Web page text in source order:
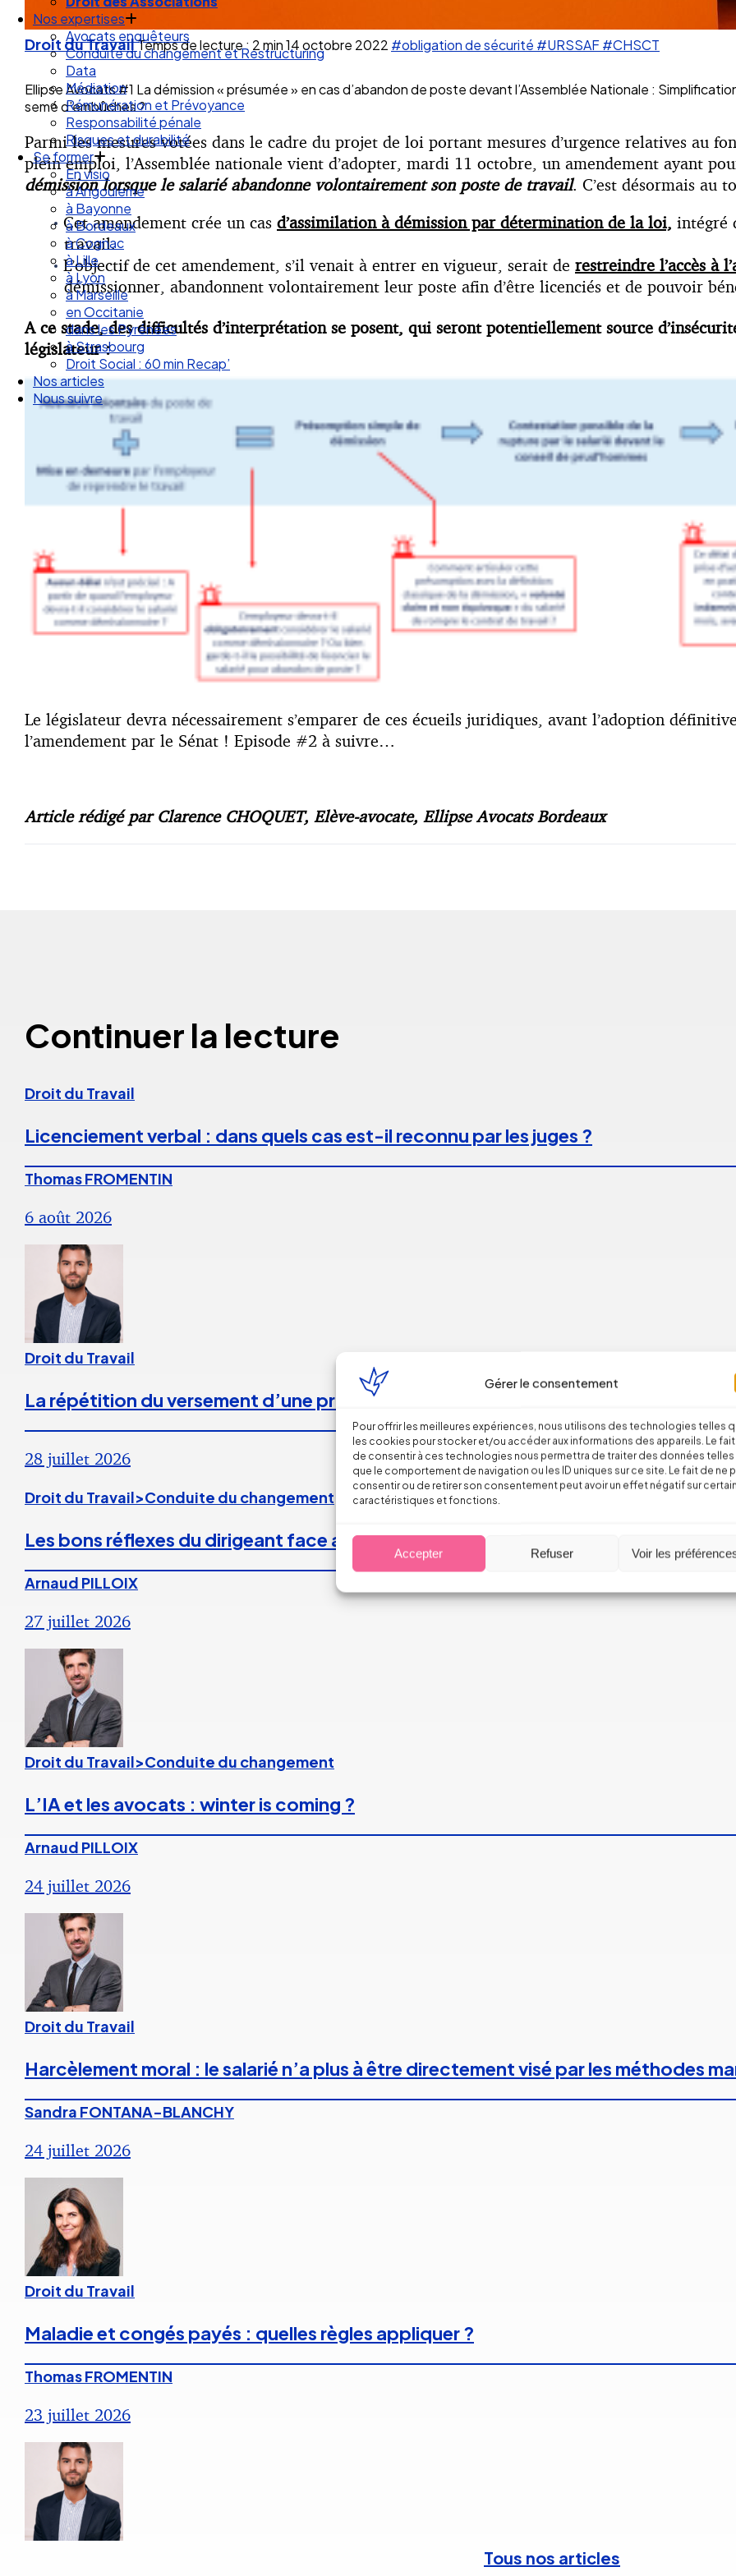
Gérer le consentement
Pour offrir les meilleures expériences, nous utilisons des technologies telles
les cookies pour stocker et/ou accéder aux informations des appareils. Le fait
de consentir à ces technologies nous permettra de traiter des données telles
que le comportement de navigation ou les ID uniques sur ce site. Le fait de ne
consentir ou de retirer son consentement peut avoir un effet négatif sur
caractéristiques et fonctions.
Accepter Refuser Voir les
Nos expertises
Avocats enquêteurs
Conduite du changement et Restructuring
Data
Médiation
Rémunération et Prévoyance
Responsabilité pénale
Risques et durabilité
Se former
En visio
à Angouleme
à Bayonne
à Bordeaux
à Cognac
à Lille
à Lyon
à Marseille
en Occitanie
dans les Pyrénées
à Strasbourg
Droit Social : 60 min Recap’
Nos articles
Nous suivre
Droit du TravailTemps de lecture : 2 min14 octobre 2022 #obligation de sécurité #URSSAF#CHSCT
Ellipse Avocats #1 La démission « présumée » en cas d’abandon de poste devant l’Assemblée Nationale :
semé d’embûches ?
Parmi les mesures votées dans le cadre du projet de loi portant mesures d’urgence relatives au
plein emploi, l’Assemblée nationale vient d’adopter, mardi 11 octobre, un amendement ayant
démission lorsque le salarié abandonne volontairement son poste de travail. C’est désormais au
Cet amendement crée un cas d’assimilation à démission par détermination de la loi, intégré
travail.
L’objectif de cet amendement, s’il venait à entrer en vigueur, serait de restreindre l’accès à
démissionner, abandonnent volontairement leur poste afin d’être licenciés et de pouvoir
A ce stade, des difficultés d’interprétation se posent, qui seront potentiellement source
législateur :
Le législateur devra nécessairement s’emparer de ces écueils juridiques, avant l’adoption
l’amendement par le Sénat ! Episode #2 à suivre…
Article rédigé par Clarence CHOQUET, Elève-avocate, Ellipse Avocats Bordeaux
Continuer la lecture
Droit du Travail
Licenciement verbal : dans quels cas est-il reconnu par les juges ?
Thomas FROMENTIN
6 août 2026
Droit du Travail
La répétition du versement d’une prime peut caractériser un engagement
28 juillet 2026
Droit du Travail>Conduite du changement
Les bons réflexes du dirigeant face aux incendies
Arnaud PILLOIX
27 juillet 2026
Droit du Travail>Conduite du changement
L’IA et les avocats : winter is coming ?
Arnaud PILLOIX
24 juillet 2026
Droit du Travail
Harcèlement moral : le salarié n’a plus à être directement visé par les méthodes
Sandra FONTANA-BLANCHY
24 juillet 2026
Droit du Travail
Maladie et congés payés : quelles règles appliquer ?
Thomas FROMENTIN
23 juillet 2026
Tous nos articles